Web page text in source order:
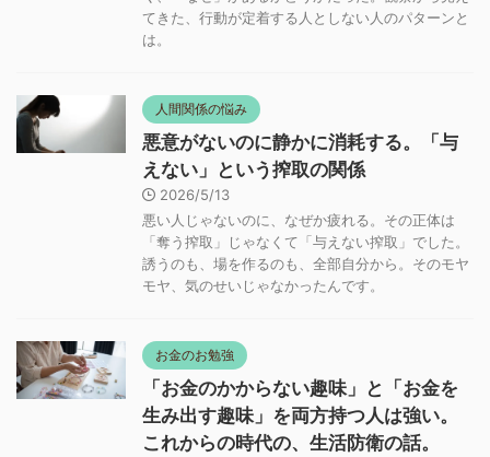
てきた、行動が定着する人としない人のパターンと
は。
人間関係の悩み
悪意がないのに静かに消耗する。「与
えない」という搾取の関係
2026/5/13
悪い人じゃないのに、なぜか疲れる。その正体は
「奪う搾取」じゃなくて「与えない搾取」でした。
誘うのも、場を作るのも、全部自分から。そのモヤ
モヤ、気のせいじゃなかったんです。
お金のお勉強
「お金のかからない趣味」と「お金を
生み出す趣味」を両方持つ人は強い。
これからの時代の、生活防衛の話。